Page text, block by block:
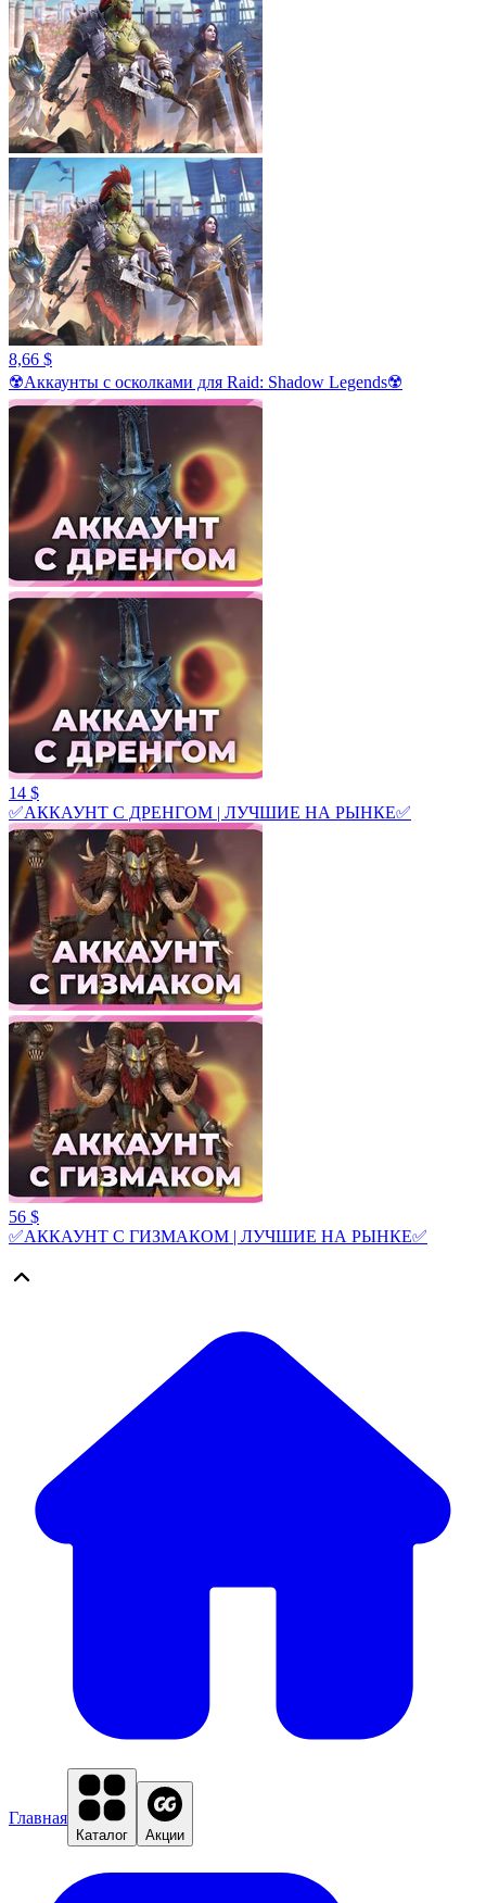
8,66 $
☢️Аккаунты с осколками для Raid: Shadow Legends☢️
14 $
✅АККАУНТ С ДРЕНГОМ | ЛУЧШИЕ НА РЫНКЕ✅
56 $
✅АККАУНТ С ГИЗМАКОМ | ЛУЧШИЕ НА РЫНКЕ✅
Главная
Каталог Акции